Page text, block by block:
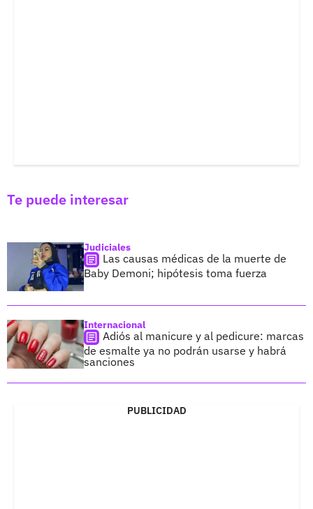
Te puede interesar
Judiciales
Las causas médicas de la muerte de
Baby Demoni; hipótesis toma fuerza
Internacional
Adiós al manicure y al pedicure: marcas
de esmalte ya no podrán usarse y habrá
sanciones
PUBLICIDAD